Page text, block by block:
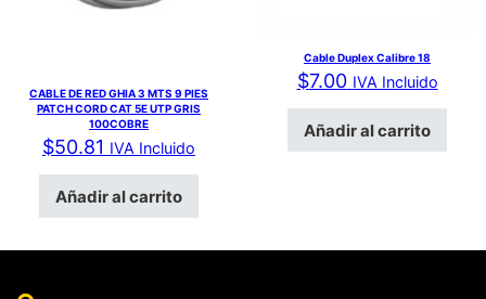
CABLE DE RED GHIA 3 MTS 9 PIES
PATCH CORD CAT 5E UTP GRIS
100COBRE
$50.81 IVA Incluido
Añadir al carrito
Cable Duplex Calibre 18
$7.00 IVA Incluido
Añadir al carrito